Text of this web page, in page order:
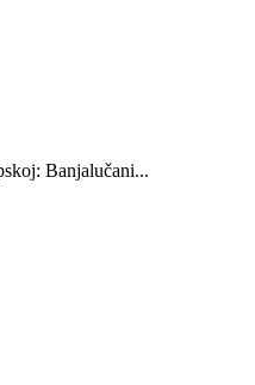
Banjalučani...